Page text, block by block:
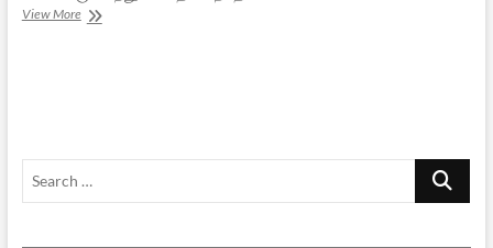
View Moreஆக்ராவிலிருந்து
Search